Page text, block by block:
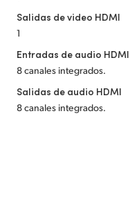
Salidas de video HDMI
1
Entradas de audio HDMI
8 canales integrados.
Salidas de audio HDMI
8 canales integrados.